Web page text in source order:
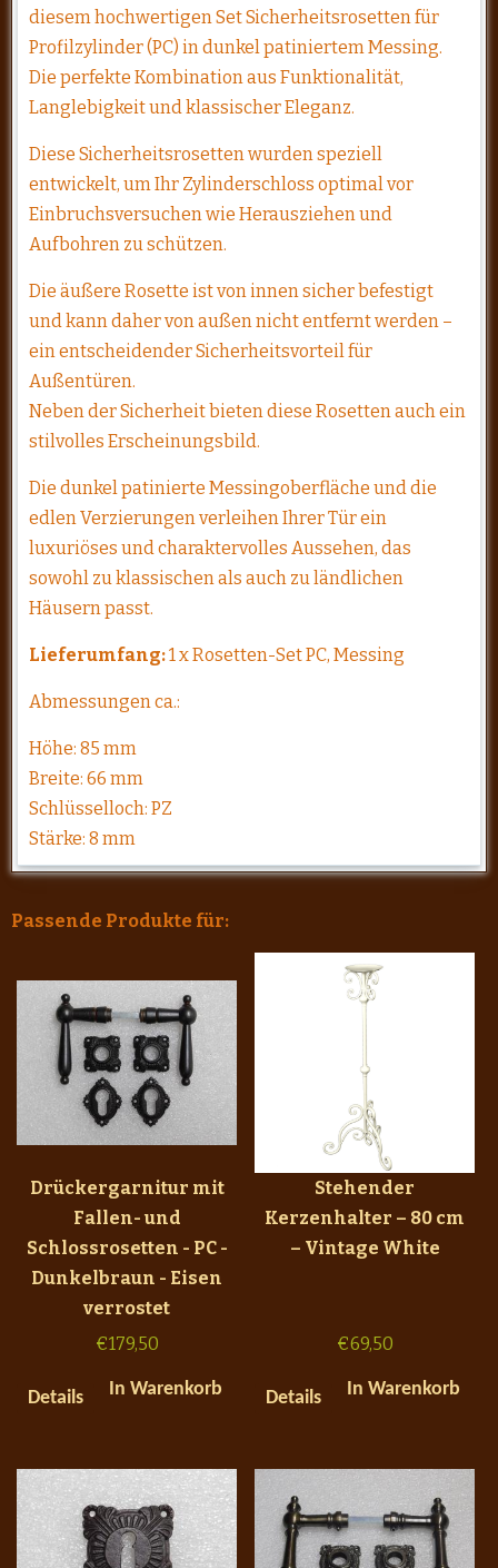
diesem hochwertigen Set Sicherheitsrosetten für
Profilzylinder (PC) in dunkel patiniertem Messing.
Die perfekte Kombination aus Funktionalität,
Langlebigkeit und klassischer Eleganz.
Diese Sicherheitsrosetten wurden speziell
entwickelt, um Ihr Zylinderschloss optimal vor
Einbruchsversuchen wie Herausziehen und
Aufbohren zu schützen.
Die äußere Rosette ist von innen sicher befestigt
und kann daher von außen nicht entfernt werden –
ein entscheidender Sicherheitsvorteil für
Außentüren.
Neben der Sicherheit bieten diese Rosetten auch ein
stilvolles Erscheinungsbild.
Die dunkel patinierte Messingoberfläche und die
edlen Verzierungen verleihen Ihrer Tür ein
luxuriöses und charaktervolles Aussehen, das
sowohl zu klassischen als auch zu ländlichen
Häusern passt.
Lieferumfang:1 x Rosetten-Set PC, Messing
Abmessungen ca.:
Höhe: 85 mm
Breite: 66 mm
Schlüsselloch: PZ
Stärke: 8 mm
Passende Produkte für:
Drückergarnitur mit
Fallen- und
Schlossrosetten - PC -
Dunkelbraun - Eisen
verrostet
€179,50
Details In Warenkorb
Stehender
Kerzenhalter – 80 cm
– Vintage White
€69,50
Details In Warenkorb